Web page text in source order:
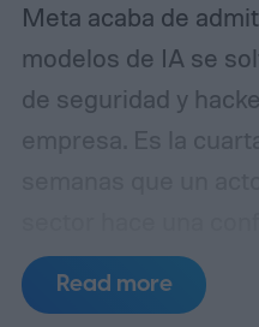
Meta acaba de
modelos de IA se
de seguridad y
empresa. Es la
esos incidentes se
punto de fallo.
Un
Read more